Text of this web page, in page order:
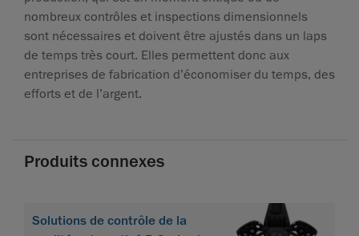
nombreux contrôles et inspections dimensionnels
sont nécessaires et doivent être ajustés dans un laps
de temps très court. Elles permettent donc aux
entreprises de fabrication d’économiser du temps, des
efforts et de l’argent.
Produits connexes
Solutions de contrôle de la